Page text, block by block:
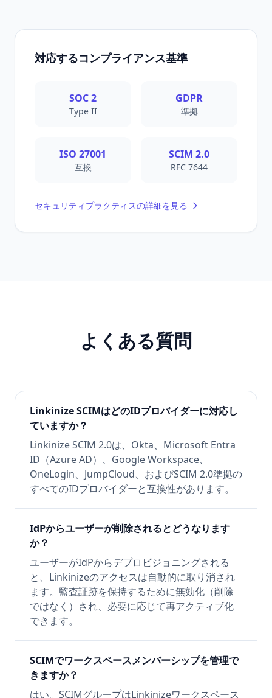
対応するコンプライアンス基準
SOC 2
Type II
GDPR
準拠
ISO 27001
互換
SCIM 2.0
RFC 7644
セキュリティプラクティスの詳細を見る
よくある質問
Linkinize SCIMはどのIDプロバイダーに対応し
ていますか？
Linkinize SCIM 2.0は、Okta、Microsoft Entra
ID（Azure AD）、Google Workspace、
OneLogin、JumpCloud、およびSCIM 2.0準拠の
すべてのIDプロバイダーと互換性があります。
IdPからユーザーが削除されるとどうなります
か？
ユーザーがIdPからデプロビジョニングされる
と、Linkinizeのアクセスは自動的に取り消され
ます。監査証跡を保持するために無効化（削除
ではなく）され、必要に応じて再アクティブ化
できます。
SCIMでワークスペースメンバーシップを管理で
きますか？
はい。SCIMグループはLinkinizeワークスペース